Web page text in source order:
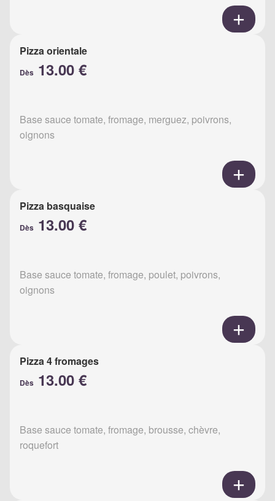
Pizza orientale
Dès 13.00 €
Base sauce tomate, fromage, merguez, poivrons,
oignons
Pizza basquaise
Dès 13.00 €
Base sauce tomate, fromage, poulet, poivrons,
oignons
Pizza 4 fromages
Dès 13.00 €
Base sauce tomate, fromage, brousse, chèvre,
roquefort